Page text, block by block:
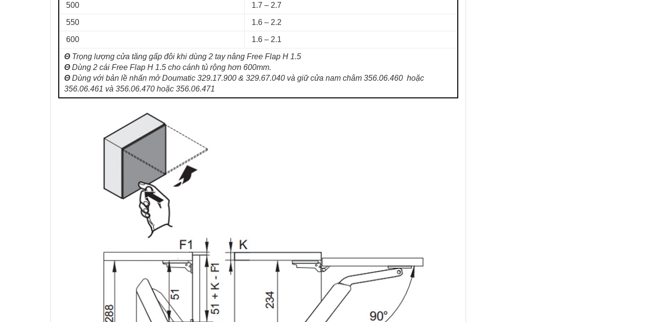
500 1.7 – 2.7
550 1.6 – 2.2
600 1.6 – 2.1
ΘTrọng lượng cửa tăng gấp đôi khi dùng 2 tay nâng Free Flap H 1.5
ΘDùng 2 cái Free Flap H 1.5 cho cánh tủ rộng hơn 600mm.
ΘDùng với bản lề nhấn mở Doumatic 329.17.900 & 329.67.040 và giữ cửa nam châm 356.06.460 hoặc
356.06.461 và 356.06.470 hoặc 356.06.471